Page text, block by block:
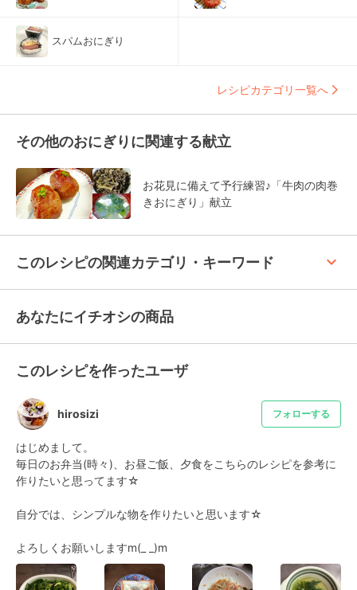
スパムおにぎり
レシピカテゴリ一覧へ
その他のおにぎりに関連する献立
お花見に備えて予行練習♪「牛肉の肉巻
きおにぎり」献立
このレシピの関連カテゴリ・キーワード keyboard_arrow_up
あなたにイチオシの商品
このレシピを作ったユーザ
hirosizi フォローする
はじめまして。
毎日のお弁当(時々)、お昼ご飯、夕食をこちらのレシピを参考に
作りたいと思ってます☆
自分では、シンプルな物を作りたいと思います☆
よろしくお願いしますm(_ _)m